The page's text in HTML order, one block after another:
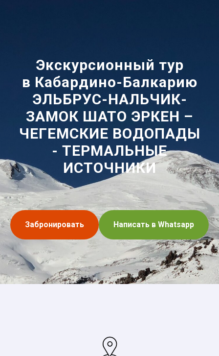
Экскурсионный тур
в Кабардино-Балкарию
ЭЛЬБРУС-НАЛЬЧИК-
ЗАМОК ШАТО ЭРКЕН –
ЧЕГЕМСКИЕ ВОДОПАДЫ
- ТЕРМАЛЬНЫЕ
ИСТОЧНИКИ
Забронировать Написать в Whatsapp